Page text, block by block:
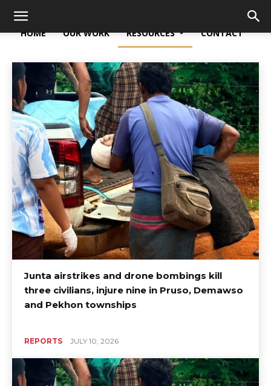
HOME OUR WORK RESOURCES CONTACT
Junta airstrikes and drone bombings kill
three civilians, injure nine in Pruso, Demawso
and Pekhon townships
REPORTS JULY 10, 2026